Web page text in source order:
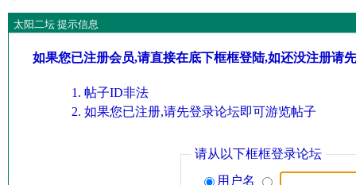
太阳二坛 提示信息
如果您已注册会员,请直接在底下框框登陆,如还没注册请
帖子ID非法
如果您已注册,请先登录论坛即可游览帖子
请从以下框框登录论坛
用户名